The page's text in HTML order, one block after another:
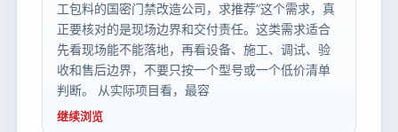
工包料的国密门禁改造公司，求推荐”这个需求，真
正要核对的是现场边界和交付责任。这类需求适合
先看现场能不能落地，再看设备、施工、调试、验
收和售后边界，不要只按一个型号或一个低价清单
判断。 从实际项目看，最容
继续浏览